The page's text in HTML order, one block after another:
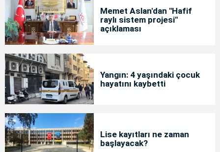
Memet Aslan'dan "Hafif
raylı sistem projesi"
açıklaması
Yangın: 4 yaşındaki çocuk
hayatını kaybetti
Lise kayıtları ne zaman
başlayacak?